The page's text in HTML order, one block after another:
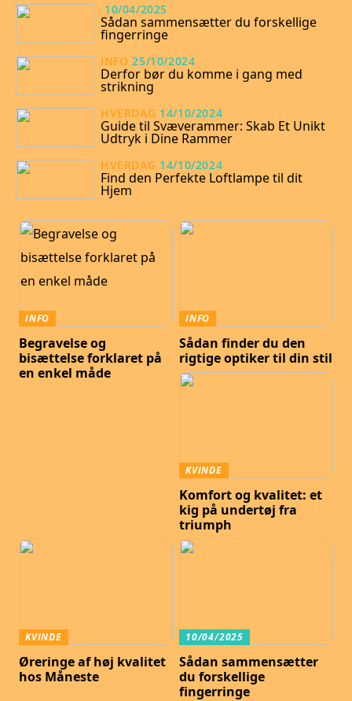
10/04/2025
Sådan sammensætter du forskellige
fingerringe
INFO 25/10/2024
Derfor bør du komme i gang med
strikning
HVERDAG 14/10/2024
Guide til Svæverammer: Skab Et Unikt
Udtryk i Dine Rammer
HVERDAG 14/10/2024
Find den Perfekte Loftlampe til dit
Hjem
INFO
Begravelse og
bisættelse forklaret på
en enkel måde
INFO
Sådan finder du den
rigtige optiker til din stil
KVINDE
Komfort og kvalitet: et
kig på undertøj fra
triumph
KVINDE
Øreringe af høj kvalitet
hos Måneste
10/04/2025
Sådan sammensætter
du forskellige
fingerringe